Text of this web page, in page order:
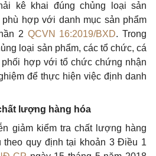
kê khai đúng chủng loại sản
hợp với danh mục sản phẩm
2 QCVN 16:2019/BXD. Trong
loại sản phẩm, các tổ chức, cá
hợp với tổ chức chứng nhận
để thực hiện việc định danh
lượng hàng hóa
giảm kiểm tra chất lượng hàng
theo quy định tại khoản 3 Điều 1